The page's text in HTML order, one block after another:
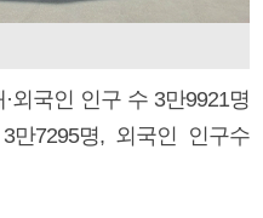
외국인 인구 수 3만9921명
7295명, 외국인 인구수